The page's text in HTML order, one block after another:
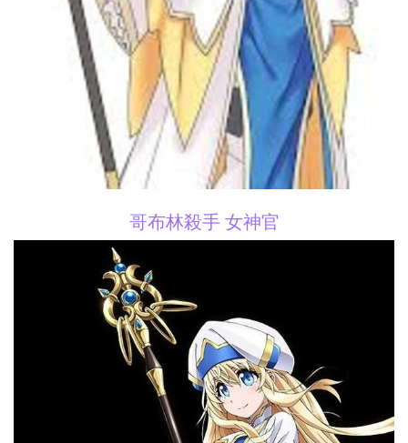
哥布林殺手 女神官